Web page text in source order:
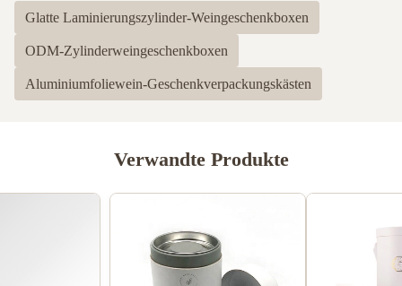
Glatte Laminierungszylinder-Weingeschenkboxen
ODM-Zylinderweingeschenkboxen
Aluminiumfoliewein-Geschenkverpackungskästen
Verwandte Produkte